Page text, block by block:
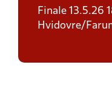
Finale 13.5.26
Hvidovre/